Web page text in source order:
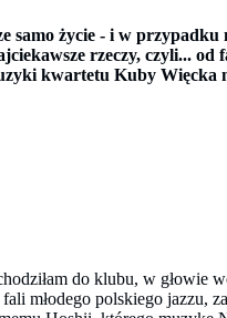
samo życie - i w
rzeczy, czyli...
kwartetu Kuby
do klubu, w głowie
młodego polskiego